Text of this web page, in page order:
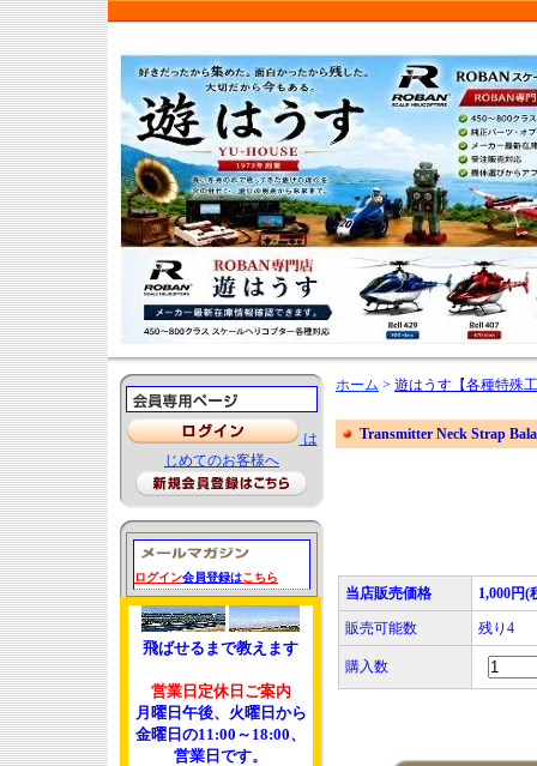
は
じめてのお客様へ
ログイン会員登録はこちら
飛ばせるまで教えます
営業日定休日ご案内
月曜日午後、火曜日から
金曜日の11:00～18:00、
営業日です。
ホーム > 遊はうす【各種特殊
Transmitter Neck Strap
当店販売価格 1,000円(
販売可能数 残り4
購入数